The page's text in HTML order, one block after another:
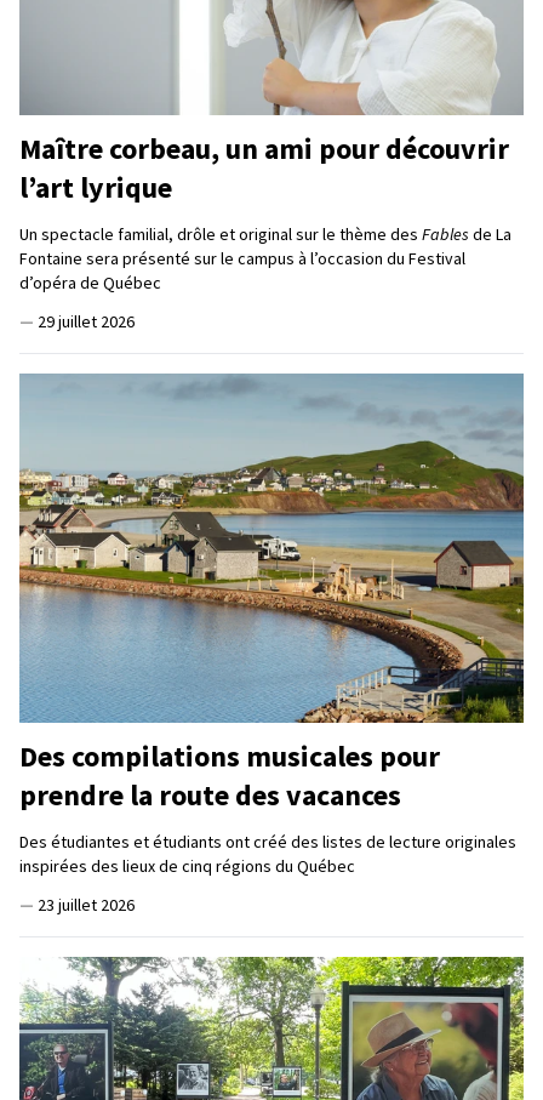
Maître corbeau, un ami pour découvrir
l’art lyrique
Un spectacle familial, drôle et original sur le thème des Fables de La
Fontaine sera présenté sur le campus à l’occasion du Festival
d’opéra de Québec
— 29 juillet 2026
Des compilations musicales pour
prendre la route des vacances
Des étudiantes et étudiants ont créé des listes de lecture originales
inspirées des lieux de cinq régions du Québec
— 23 juillet 2026